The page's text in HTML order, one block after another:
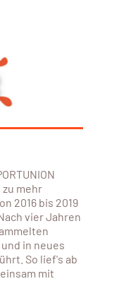
mehr
2016 bis 2019
vier Jahren
in neues
So lief's ab
mit